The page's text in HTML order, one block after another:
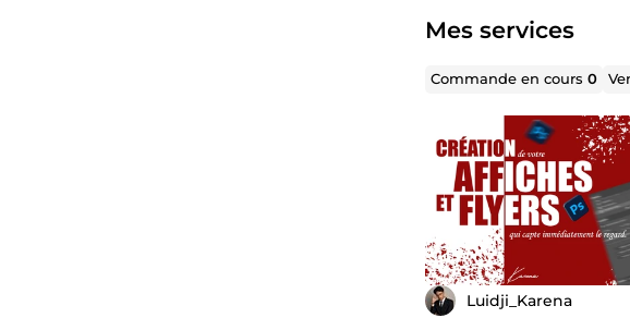
Mes services
Commande en cours0
Luidji_Karena